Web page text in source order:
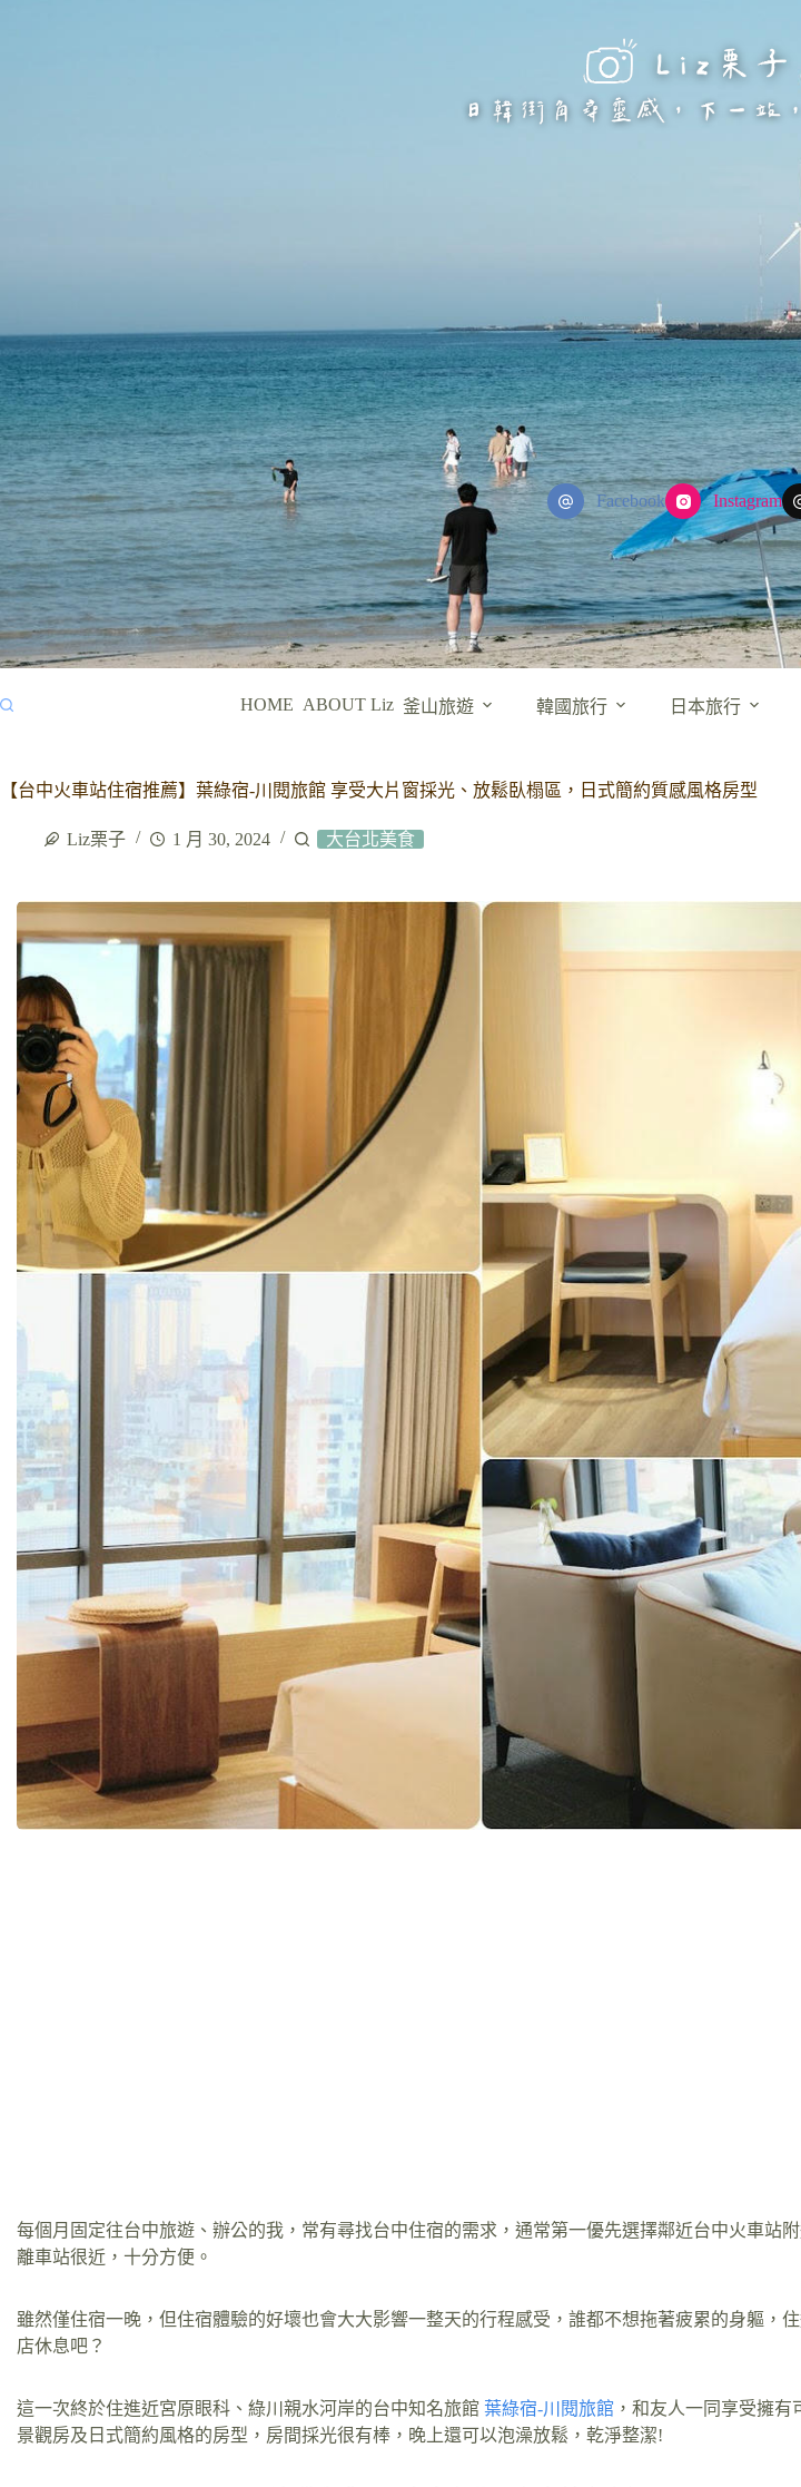
Facebook Instagram
HOME ABOUT Liz 釜山旅遊 韓國旅行 日本旅行
【台中火車站住宿推薦】葉綠宿-川閱旅館 享受大片窗採光、放鬆臥榻區，日式簡約質感風格房型
Liz栗子 1 月 30, 2024 大台北美食
每個月固定往台中旅遊、辦公的我，常有尋找台中住宿的需求，通常第一優先選擇鄰近台中火車站
離車站很近，十分方便。
雖然僅住宿一晚，但住宿體驗的好壞也會大大影響一整天的行程感受，誰都不想拖著疲累的身軀，
店休息吧？
這一次終於住進近宮原眼科、綠川親水河岸的台中知名旅館 葉綠宿-川閱旅館 ，和友人一同享受擁有
景觀房及日式簡約風格的房型，房間採光很有棒，晚上還可以泡澡放鬆，乾淨整潔!